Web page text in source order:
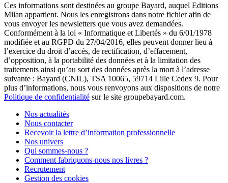
Ces informations sont destinées au groupe Bayard, auquel Editions
Milan appartient. Nous les enregistrons dans notre fichier afin de
vous envoyer les newsletters que vous avez demandées.
Conformément à la loi « Informatique et Libertés » du 6/01/1978
modifiée et au RGPD du 27/04/2016, elles peuvent donner lieu à
l’exercice du droit d’accès, de rectification, d’effacement,
d’opposition, à la portabilité des données et à la limitation des
traitements ainsi qu’au sort des données après la mort à l’adresse
suivante : Bayard (CNIL), TSA 10065, 59714 Lille Cedex 9. Pour
plus d’informations, nous vous renvoyons aux dispositions de notre
Politique de confidentialité sur le site groupebayard.com.
Nos actualités
Nous contacter
Recevoir la lettre d’information professionnelle
Nos univers
Qui sommes-nous ?
Comment fabriquons-nous nos livres ?
Recrutement
Gestion des cookies